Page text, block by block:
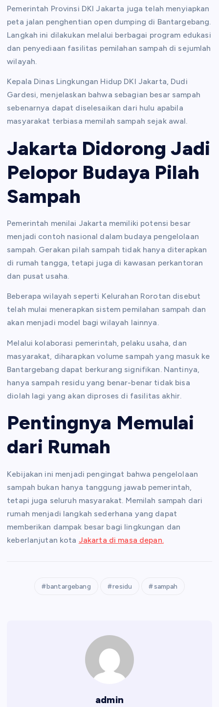
Pemerintah Provinsi DKI Jakarta juga telah menyiapkan
peta jalan penghentian open dumping di Bantargebang.
Langkah ini dilakukan melalui berbagai program edukasi
dan penyediaan fasilitas pemilahan sampah di sejumlah
wilayah.
Kepala Dinas Lingkungan Hidup DKI Jakarta, Dudi
Gardesi, menjelaskan bahwa sebagian besar sampah
sebenarnya dapat diselesaikan dari hulu apabila
masyarakat terbiasa memilah sampah sejak awal.
Jakarta Didorong Jadi
Pelopor Budaya Pilah
Sampah
Pemerintah menilai Jakarta memiliki potensi besar
menjadi contoh nasional dalam budaya pengelolaan
sampah. Gerakan pilah sampah tidak hanya diterapkan
di rumah tangga, tetapi juga di kawasan perkantoran
dan pusat usaha.
Beberapa wilayah seperti Kelurahan Rorotan disebut
telah mulai menerapkan sistem pemilahan sampah dan
akan menjadi model bagi wilayah lainnya.
Melalui kolaborasi pemerintah, pelaku usaha, dan
masyarakat, diharapkan volume sampah yang masuk ke
Bantargebang dapat berkurang signifikan. Nantinya,
hanya sampah residu yang benar-benar tidak bisa
diolah lagi yang akan diproses di fasilitas akhir.
Pentingnya Memulai
dari Rumah
Kebijakan ini menjadi pengingat bahwa pengelolaan
sampah bukan hanya tanggung jawab pemerintah,
tetapi juga seluruh masyarakat. Memilah sampah dari
rumah menjadi langkah sederhana yang dapat
memberikan dampak besar bagi lingkungan dan
keberlanjutan kota Jakarta di masa depan.
bantargebang residu sampah
admin